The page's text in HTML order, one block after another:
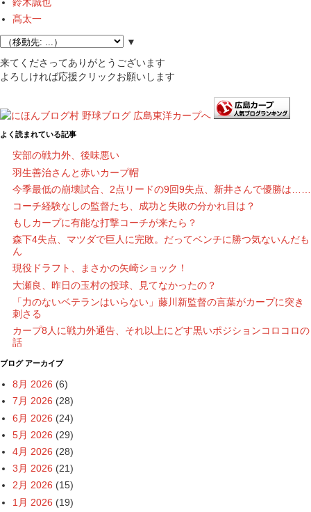
髙太一
▼
来てくださってありがとうございます
よろしければ応援クリックお願いします
よく読まれている記事
安部の戦力外、後味悪い
羽生善治さんと赤いカープ帽
今季最低の崩壊試合、2点リードの9回9失点、新井さんで優勝は……
コーチ経験なしの監督たち、成功と失敗の分かれ目は？
もしカープに有能な打撃コーチが来たら？
森下4失点、マツダで巨人に完敗。だってベンチに勝つ気ないんだも
ん
現役ドラフト、まさかの矢崎ショック！
大瀬良、昨日の玉村の投球、見てなかったの？
「力のないベテランはいらない」藤川新監督の言葉がカープに突き
刺さる
カープ8人に戦力外通告、それ以上にどす黒いポジションコロコロの
話
ブログ アーカイブ
8月 2026 (6)
7月 2026 (28)
6月 2026 (24)
5月 2026 (29)
4月 2026 (28)
3月 2026 (21)
2月 2026 (15)
1月 2026 (19)